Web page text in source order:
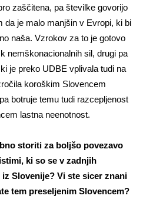
zaščitena, pa številke govorijo
da je malo manjšin v Evropi, ki bi
naša. Vzrokov za to je gotovo
nemškonacionalnih sil, drugi pa
je preko UDBE vplivala tudi na
koroškim Slovencem
botruje temu tudi razcepljenost
lastna neenotnost.
storiti za boljšo povezavo
ki so se v zadnjih
Slovenije? Vi ste sicer znani
tem preseljenim Slovencem?